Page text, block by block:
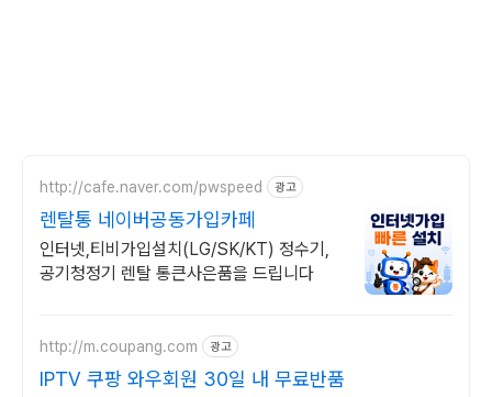
http://cafe.naver.com/pwspeed 광고
렌탈통 네이버공동가입카페
인터넷,티비가입설치(LG/SK/KT) 정수기,
공기청정기 렌탈 통큰사은품을 드립니다
http://m.coupang.com 광고
IPTV 쿠팡 와우회원 30일 내 무료반품